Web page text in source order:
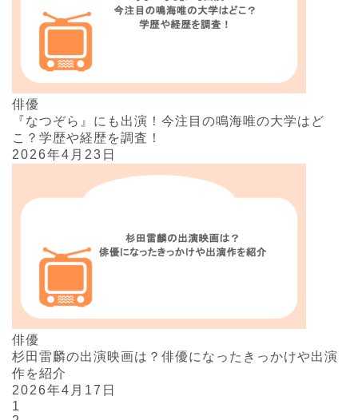
俳優
『なつぞら』にも出演！今注目の鳴海唯の大学はど
こ？学歴や経歴を調査！
2026年4月23日
俳優
杉田雷麟の出演映画は？俳優になったきっかけや出演
作を紹介
2026年4月17日
1